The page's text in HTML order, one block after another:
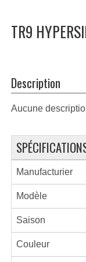
TR9
Description
Aucune
Manufacturier
Modèle
Saison
Couleur